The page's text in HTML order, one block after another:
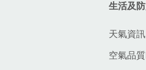
生活及
天氣資訊
空氣品